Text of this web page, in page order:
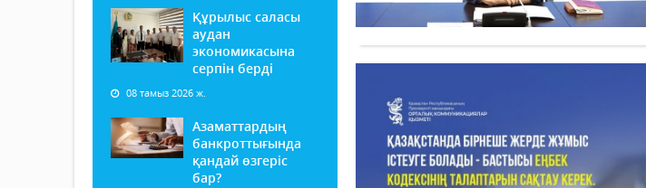
Құрылыс саласы
аудан
экономикасына
серпін берді
08 тамыз 2026 ж.
Азаматтардың
банкроттығында
қандай өзгеріс
бар?